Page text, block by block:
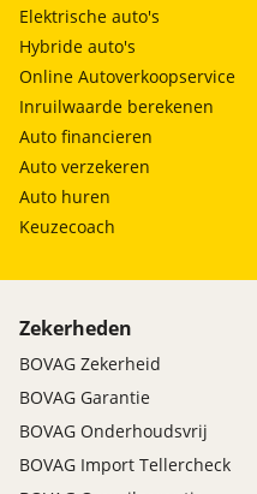
Elektrische auto's
Hybride auto's
Online Autoverkoopservice
Inruilwaarde berekenen
Auto financieren
Auto verzekeren
Auto huren
Keuzecoach
Zekerheden
BOVAG Zekerheid
BOVAG Garantie
BOVAG Onderhoudsvrij
BOVAG Import Tellercheck